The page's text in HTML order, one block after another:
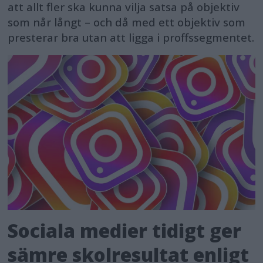
att allt fler ska kunna vilja satsa på objektiv
som når långt – och då med ett objektiv som
presterar bra utan att ligga i proffssegmentet.
Sociala medier tidigt ger
sämre skolresultat enligt